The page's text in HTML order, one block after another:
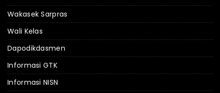
Wakasek Sarpras
Wali Kelas
Dapodikdasmen
Informasi GTK
Informasi NISN